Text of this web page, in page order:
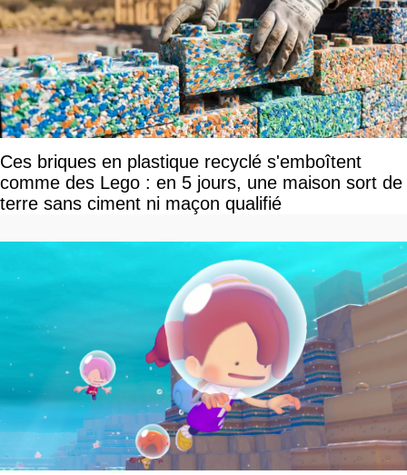
Ces briques en plastique recyclé s'emboîtent
comme des Lego : en 5 jours, une maison sort de
terre sans ciment ni maçon qualifié